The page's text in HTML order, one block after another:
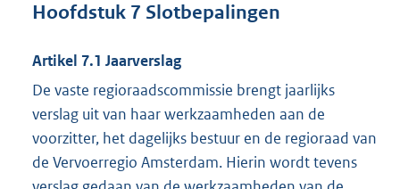
Hoofdstuk 7 Slotbepalingen
Artikel 7.1 Jaarverslag
De vaste regioraadscommissie brengt jaarlijks
verslag uit van haar werkzaamheden aan de
voorzitter, het dagelijks bestuur en de regioraad van
de Vervoerregio Amsterdam. Hierin wordt tevens